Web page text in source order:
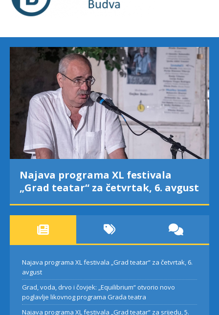
Najava programa XL festivala
„Grad teatar“ za četvrtak, 6. avgust
Najava programa XL festivala „Grad teatar“ za četvrtak, 6.
avgust
Grad, voda, drvo i čovjek: „Equilibrium“ otvorio novo
poglavlje likovnog programa Grada teatra
Najava programa XL festivala „Grad teatar“ za srijedu, 5.